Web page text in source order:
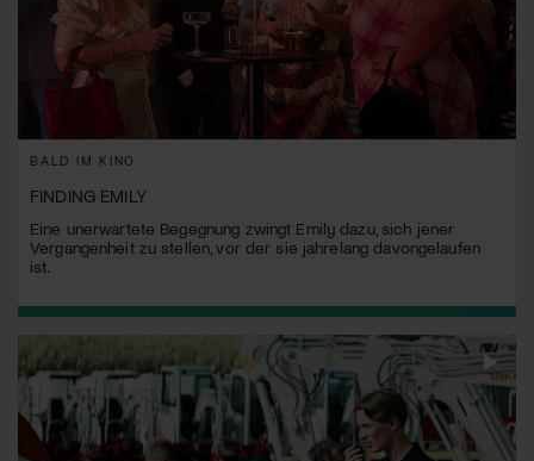
BALD IM KINO
FINDING EMILY
Eine unerwartete Begegnung zwingt Emily dazu, sich jener
Vergangenheit zu stellen, vor der sie jahrelang davongelaufen
ist.